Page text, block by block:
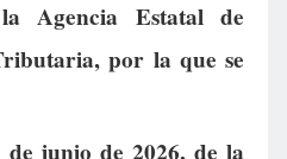
Agencia Estatal de
por la que se
de junio de 2026, de la